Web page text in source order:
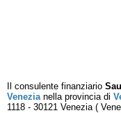
Il consulente finanziario
Venezianella provincia di
1118 - 30121 Venezia(